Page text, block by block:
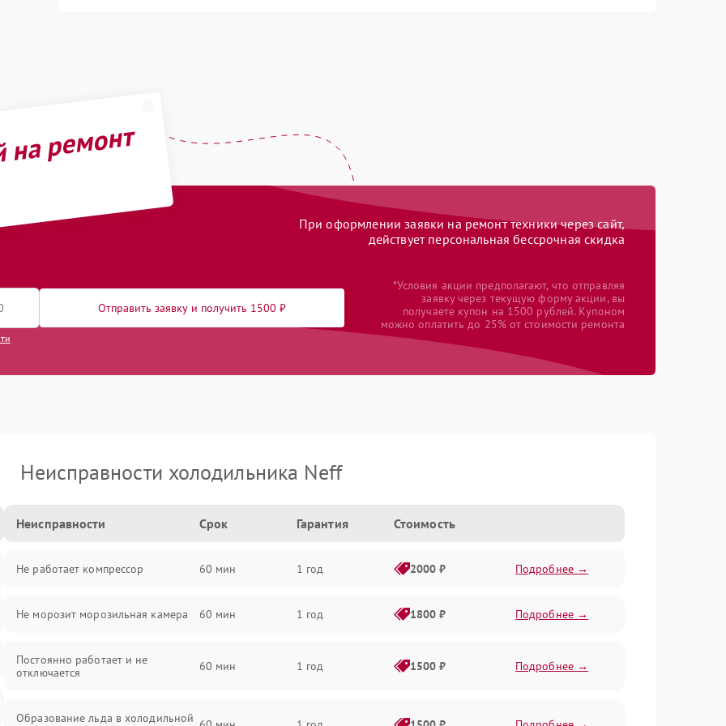
ремонт
При оформлении заявки на ремонт техники через сайт,
действует персональная бессрочная скидка
Отправить заявку и получить 1500 ₽
*Условия акции предполагают, что отправляя
заявку через текущую форму акции, вы
получаете купон на 1500 рублей. Купоном
можно оплатить до 25% от стоимости ремонта
Неисправности холодильника Neff
Неисправности Срок Гарантия Стоимость
Не работает компрессор 60 мин 1 год 2000 ₽ Подробнее →
Не морозит морозильная камера 60 мин 1 год 1800 ₽ Подробнее →
Постоянно работает и не
отключается
60 мин 1 год 1500 ₽ Подробнее →
Образование льда в холодильной